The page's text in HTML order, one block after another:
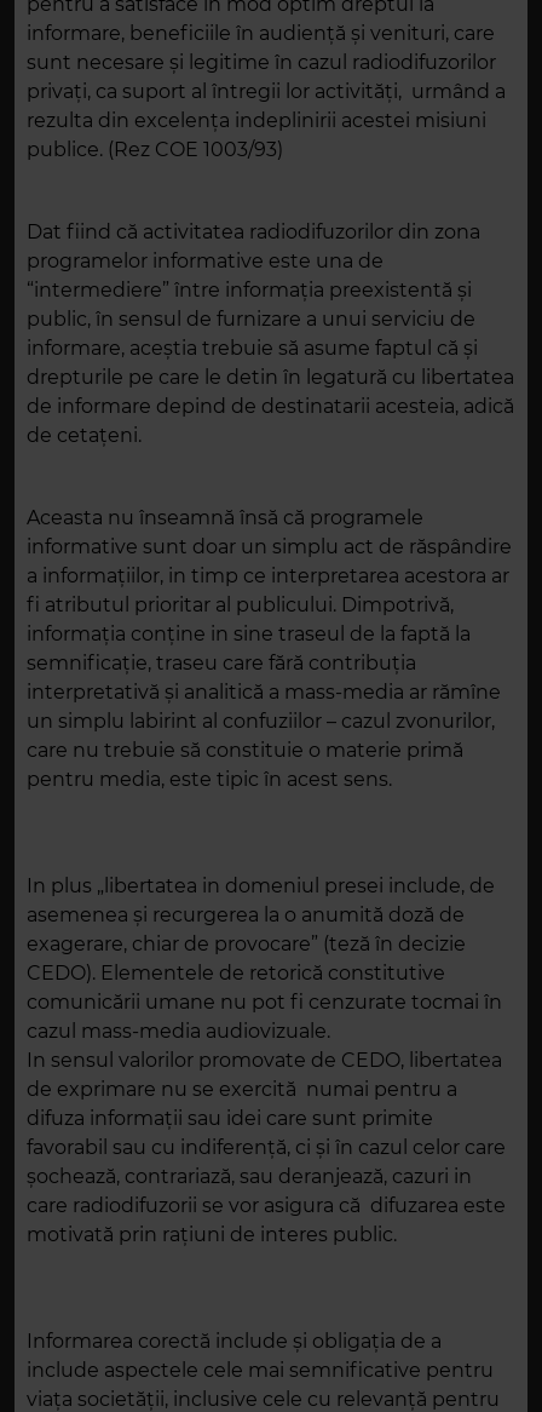
informare, beneficiile în audienţă şi venituri, care
sunt necesare şi legitime în cazul radiodifuzorilor
privaţi, ca suport al întregii lor activităţi, urmând a
rezulta din excelenţa indeplinirii acestei misiuni
publice. (Rez COE 1003/93)
Dat fiind că activitatea radiodifuzorilor din zona
programelor informative este una de
“intermediere” între informaţia preexistentă şi
public, în sensul de furnizare a unui serviciu de
informare, aceştia trebuie să asume faptul că și
drepturile pe care le detin în legatură cu libertatea
de informare depind de destinatarii acesteia, adică
de cetaţeni.
Aceasta nu înseamnă însă că programele
informative sunt doar un simplu act de răspândire
a informaţiilor, in timp ce interpretarea acestora ar
fi atributul prioritar al publicului. Dimpotrivă,
informaţia conţine in sine traseul de la faptă la
semnificaţie, traseu care fără contribuţia
interpretativă şi analitică a mass-media ar rămîne
un simplu labirint al confuziilor – cazul zvonurilor,
care nu trebuie să constituie o materie primă
pentru media, este tipic în acest sens.
In plus „libertatea in domeniul presei include, de
asemenea şi recurgerea la o anumită doză de
exagerare, chiar de provocare” (teză în decizie
CEDO). Elementele de retorică constitutive
comunicării umane nu pot fi cenzurate tocmai în
cazul mass-media audiovizuale.
In sensul valorilor promovate de CEDO, libertatea
de exprimare nu se exercită numai pentru a
difuza informaţii sau idei care sunt primite
favorabil sau cu indiferenţă, ci şi în cazul celor care
şochează, contrariază, sau deranjează, cazuri in
care radiodifuzorii se vor asigura că difuzarea este
motivată prin raţiuni de interes public.
Informarea corectă include și obligația de a
include aspectele cele mai semnificative pentru
viața societății, inclusive cele cu relevanță pentru